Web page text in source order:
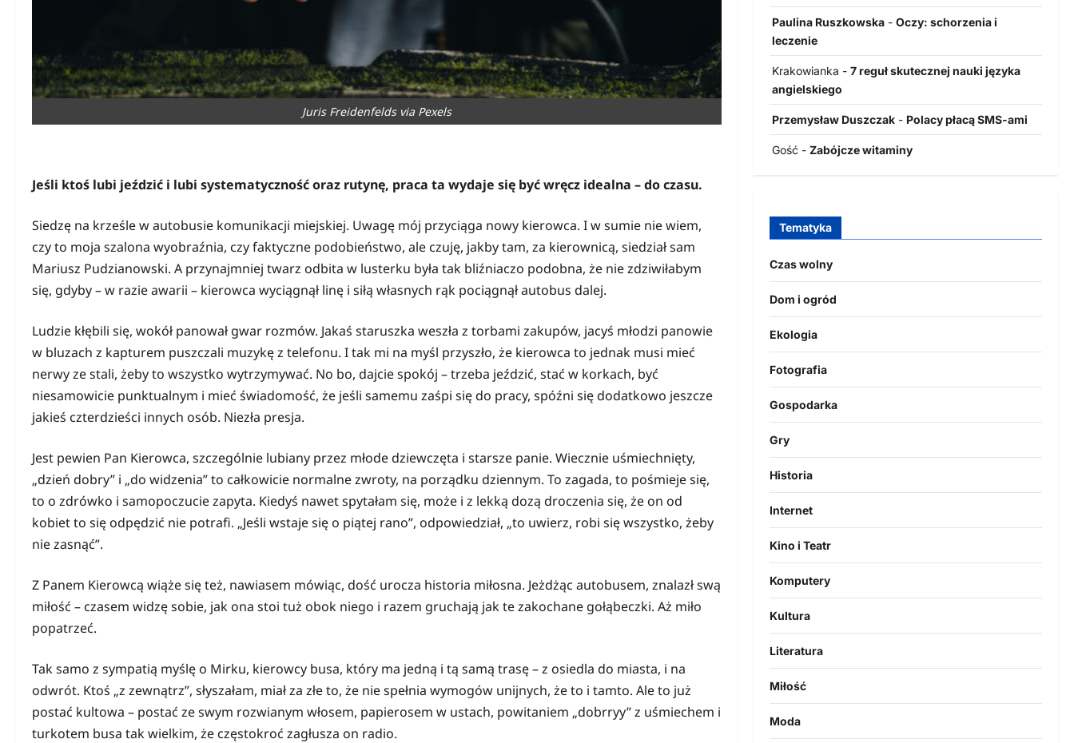
Juris Freidenfelds via Pexels
Jeśli ktoś lubi jeździć i lubi systematyczność oraz rutynę, praca ta wydaje się być wręcz idealna – do czasu.
Siedzę na krześle w autobusie komunikacji miejskiej. Uwagę mój przyciąga nowy kierowca. I w sumie nie wiem,
czy to moja szalona wyobraźnia, czy faktyczne podobieństwo, ale czuję, jakby tam, za kierownicą, siedział sam
Mariusz Pudzianowski. A przynajmniej twarz odbita w lusterku była tak bliźniaczo podobna, że nie zdziwiłabym
się, gdyby – w razie awarii – kierowca wyciągnął linę i siłą własnych rąk pociągnął autobus dalej.
Ludzie kłębili się, wokół panował gwar rozmów. Jakaś staruszka weszła z torbami zakupów, jacyś młodzi panowie
w bluzach z kapturem puszczali muzykę z telefonu. I tak mi na myśl przyszło, że kierowca to jednak musi mieć
nerwy ze stali, żeby to wszystko wytrzymywać. No bo, dajcie spokój – trzeba jeździć, stać w korkach, być
niesamowicie punktualnym i mieć świadomość, że jeśli samemu zaśpi się do pracy, spóźni się dodatkowo jeszcze
jakieś czterdzieści innych osób. Niezła presja.
Jest pewien Pan Kierowca, szczególnie lubiany przez młode dziewczęta i starsze panie. Wiecznie uśmiechnięty,
„dzień dobry” i „do widzenia” to całkowicie normalne zwroty, na porządku dziennym. To zagada, to pośmieje się,
to o zdrówko i samopoczucie zapyta. Kiedyś nawet spytałam się, może i z lekką dozą droczenia się, że on od
kobiet to się odpędzić nie potrafi. „Jeśli wstaje się o piątej rano”, odpowiedział, „to uwierz, robi się wszystko, żeby
nie zasnąć”.
Z Panem Kierowcą wiąże się też, nawiasem mówiąc, dość urocza historia miłosna. Jeżdżąc autobusem, znalazł swą
miłość – czasem widzę sobie, jak ona stoi tuż obok niego i razem gruchają jak te zakochane gołąbeczki. Aż miło
popatrzeć.
Tak samo z sympatią myślę o Mirku, kierowcy busa, który ma jedną i tą samą trasę – z osiedla do miasta, i na
odwrót. Ktoś „z zewnątrz”, słyszałam, miał za złe to, że nie spełnia wymogów unijnych, że to i tamto. Ale to już
postać kultowa – postać ze swym rozwianym włosem, papierosem w ustach, powitaniem „dobrryy” z uśmiechem i
turkotem busa tak wielkim, że częstokroć zagłusza on radio.
Paulina Ruszkowska- Oczy: schorzenia i
leczenie
Krakowianka - 7 reguł skutecznej nauki języka
angielskiego
Przemysław Duszczak- Polacy płacą SMS-ami
Gość - Zabójcze witaminy
Tematyka
Czas wolny
Dom i ogród
Ekologia
Fotografia
Gospodarka
Gry
Historia
Internet
Kino i Teatr
Komputery
Kultura
Literatura
Miłość
Moda